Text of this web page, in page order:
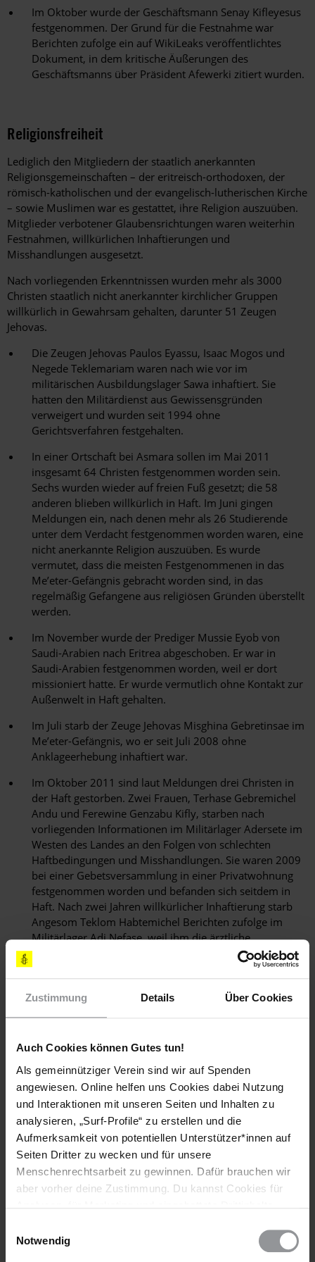
Zustimmung Details Über Cookies
Auch Cookies können Gutes tun!
Als gemeinnütziger Verein sind wir auf Spenden
angewiesen. Online helfen uns Cookies dabei Nutzung
und Interaktionen mit unseren Seiten und Inhalten zu
analysieren, „Surf-Profile“ zu erstellen und die
Aufmerksamkeit von potentiellen Unterstützer*innen auf
Seiten Dritter zu wecken und für unsere
Menschenrechtsarbeit zu gewinnen. Dafür brauchen wir
aber vorher deine Zustimmung. Du kannst Cookies für
wieder ändern. Diesen Banner kannst Du über den Link
Notwendig
Im Oktober wurde der Geschäftsmann Senay Kifleyesus
festgenommen. Der Grund für die Festnahme war
Berichten zufolge ein auf WikiLeaks veröffentlichtes
Dokument, in dem kritische Äußerungen des
Geschäftsmanns über Präsident Afewerki zitiert wurden.
Religionsfreiheit
Lediglich den Mitgliedern der staatlich anerkannten
Religionsgemeinschaften – der eritreisch-orthodoxen, der
römisch-katholischen und der evangelisch-lutherischen Kirche
– sowie Muslimen war es gestattet, ihre Religion auszuüben.
Mitglieder verbotener Glaubensrichtungen waren weiterhin
Festnahmen, willkürlichen Inhaftierungen und
Misshandlungen ausgesetzt.
Nach vorliegenden Erkenntnissen wurden mehr als 3000
Christen staatlich nicht anerkannter kirchlicher Gruppen
willkürlich in Gewahrsam gehalten, darunter 51 Zeugen
Jehovas.
Die Zeugen Jehovas Paulos Eyassu, Isaac Mogos und
Negede Teklemariam waren nach wie vor im
militärischen Ausbildungslager Sawa inhaftiert. Sie
hatten den Militärdienst aus Gewissensgründen
verweigert und wurden seit 1994 ohne
Gerichtsverfahren festgehalten.
In einer Ortschaft bei Asmara sollen im Mai 2011
insgesamt 64 Christen festgenommen worden sein.
Sechs wurden wieder auf freien Fuß gesetzt; die 58
anderen blieben willkürlich in Haft. Im Juni gingen
Meldungen ein, nach denen mehr als 26 Studierende
unter dem Verdacht festgenommen worden waren, eine
nicht anerkannte Religion auszuüben. Es wurde
vermutet, dass die meisten Festgenommenen in das
Me’eter-Gefängnis gebracht worden sind, in das
regelmäßig Gefangene aus religiösen Gründen überstellt
werden.
Im November wurde der Prediger Mussie Eyob von
Saudi-Arabien nach Eritrea abgeschoben. Er war in
Saudi-Arabien festgenommen worden, weil er dort
missioniert hatte. Er wurde vermutlich ohne Kontakt zur
Außenwelt in Haft gehalten.
Im Juli starb der Zeuge Jehovas Misghina Gebretinsae im
Me’eter-Gefängnis, wo er seit Juli 2008 ohne
Anklageerhebung inhaftiert war.
Im Oktober 2011 sind laut Meldungen drei Christen in
der Haft gestorben. Zwei Frauen, Terhase Gebremichel
Andu und Ferewine Genzabu Kifly, starben nach
vorliegenden Informationen im Militärlager Adersete im
Westen des Landes an den Folgen von schlechten
Haftbedingungen und Misshandlungen. Sie waren 2009
bei einer Gebetsversammlung in einer Privatwohnung
festgenommen worden und befanden sich seitdem in
Haft. Nach zwei Jahren willkürlicher Inhaftierung starb
Angesom Teklom Habtemichel Berichten zufolge im
Militärlager Adi Nefase, weil ihm die ärztliche
Behandlung seiner Malaria-Erkrankung verweigert
worden war.
Der Militärdienst war für Frauen und Männer ab 18 Jahren
obligatorisch. Alle Schüler mussten das letzte Schuljahr im
militärischen Ausbildungslager Sawa verbringen. Berichten
zufolge wurden Jugendliche, die erst 15 Jahre alt waren, bei
Razzien zusammengetrieben und nach Sawa gebracht.
Der Militärdienst dauert eigentlich 18 Monate, wird aber
häufig auf unbestimmte Zeit verlängert. Den
Militärdienstleistenden werden geringe Löhne gezahlt, die
nicht zur Deckung der Grundbedürfnisse ihrer Familien
sind drakonisch und schließen Folter und Haft ohne